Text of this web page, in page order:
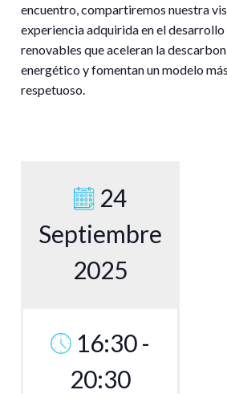
encuentro, compartiremos nuestra
experiencia adquirida en el
renovables que aceleran la
energético y fomentan un modelo
respetuoso.
24
Septiembre
2025
16:30 -
20:30